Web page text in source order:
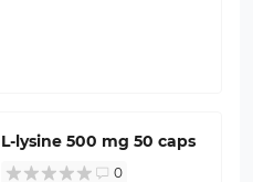
L-lysine 500 mg 50 caps
0